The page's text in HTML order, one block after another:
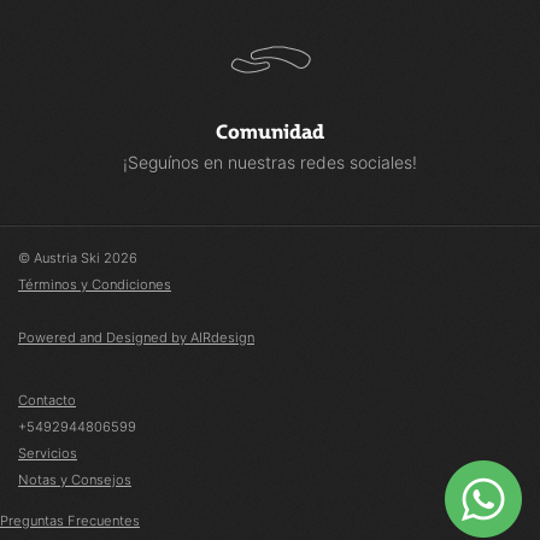
Composición 91% Poliéster, 9% Elastano
Relleno 86% Poliéster, 14% Elastano
Comunidad
¡Seguínos en nuestras redes sociales!
© Austria Ski 2026
Términos y Condiciones
Powered and Designed by AIRdesign
Contacto
+5492944806599
Servicios
Notas y Consejos
Preguntas Frecuentes